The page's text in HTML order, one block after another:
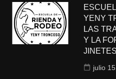
YENY
LAS
Y LA
JINETES
julio